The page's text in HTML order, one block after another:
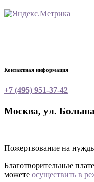
Контактная информация
+7 (495) 951-37-42
Москва, ул.
Пожертвование на
Благотворительные
можете осуществить в